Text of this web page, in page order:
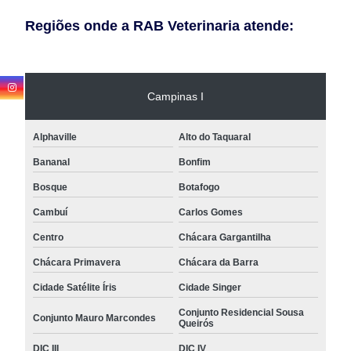
Regiões onde a RAB Veterinaria atende:
Campinas I
Alphaville Alto do Taquaral
Bananal Bonfim
Bosque Botafogo
Cambuí Carlos Gomes
Centro Chácara Gargantilha
Chácara Primavera Chácara da Barra
Cidade Satélite Íris Cidade Singer
Conjunto Mauro Marcondes
Conjunto Residencial Sousa
Queirós
DIC III DIC IV